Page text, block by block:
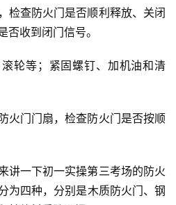
检查防火门是否顺利释放、关闭
否收到闭门信号。
轮等；紧固螺钉、加机油和清
火门门扇，检查防火门是否按顺
讲一下初一实操第三考场的防火
为四种，分别是木质防火门、钢